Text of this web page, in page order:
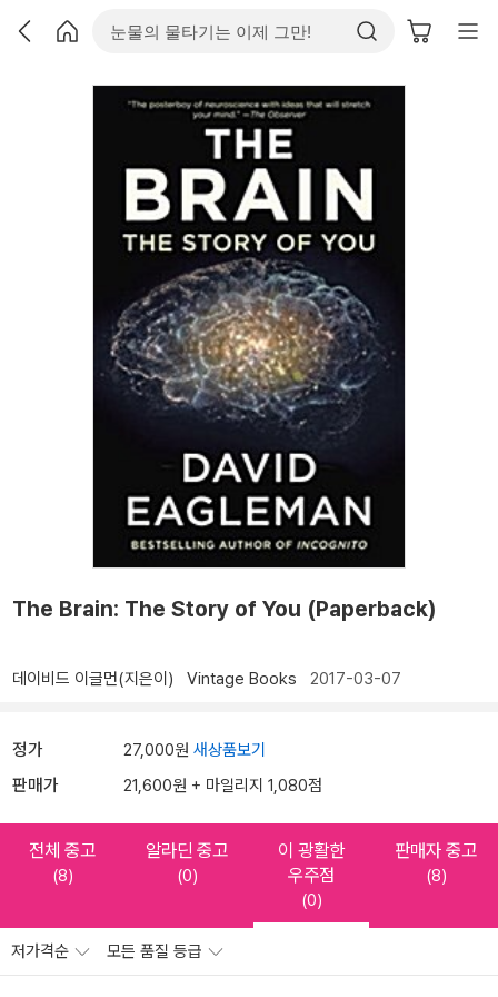
The Brain: The Story of You (Paperback)
데이비드 이글먼(지은이) Vintage Books 2017-03-07
정가 27,000원 새상품보기
판매가 21,600원 + 마일리지 1,080점
전체 중고
(8)
알라딘 중고
(0)
이 광활한
우주점
(0)
판매자 중고
(8)
저가격순 모든 품질 등급